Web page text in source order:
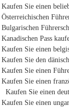
Kaufen Sie einen
Österreichischen
Bulgarischen
Kanadischen Pass
Kaufen Sie einen
Kaufen Sie den
Kaufen Sie einen
Kaufen Sie einen
Kaufen Sie einen
Kaufen Sie einen